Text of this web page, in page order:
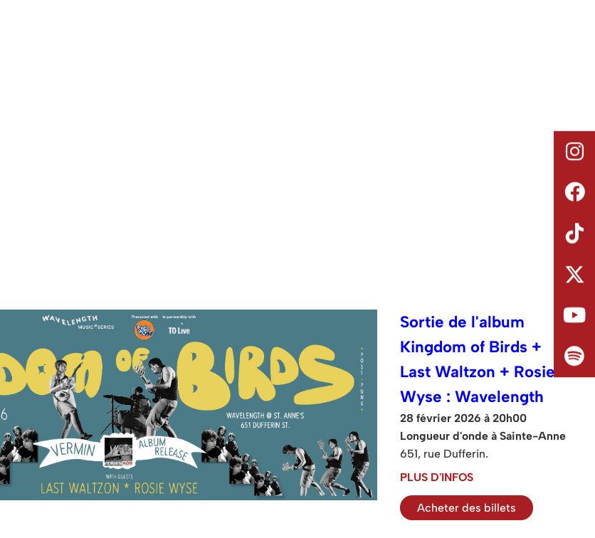
Sortie de l'album
Kingdom of Birds +
Last Waltzon + Rosie
Wyse : Wavelength
28 février 2026 à 20h00
Longueur d'onde à Sainte-Anne
651, rue Dufferin.
PLUS D'INFOS
Acheter des billets